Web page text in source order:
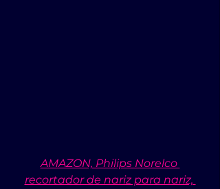
AMAZON, Philips Norelco
recortador de nariz para nariz,